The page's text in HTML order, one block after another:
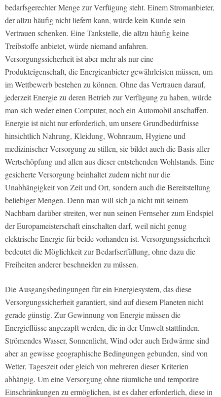
bedarfsgerechter Menge zur Verfügung steht. Einem Stromanbieter,
der allzu häufig nicht liefern kann, würde kein Kunde sein
Vertrauen schenken. Eine Tankstelle, die allzu häufig keine
Treibstoffe anbietet, würde niemand anfahren.
Versorgungssicherheit ist aber mehr als nur eine
Produkteigenschaft, die Energieanbieter gewährleisten müssen, um
im Wettbewerb bestehen zu können. Ohne das Vertrauen darauf,
jederzeit Energie zu deren Betrieb zur Verfügung zu haben, würde
man sich weder einen Computer, noch ein Automobil anschaffen.
Energie ist nicht nur erforderlich, um unsere Grundbedürfnisse
hinsichtlich Nahrung, Kleidung, Wohnraum, Hygiene und
medizinischer Versorgung zu stillen, sie bildet auch die Basis aller
Wertschöpfung und allen aus dieser entstehenden Wohlstands. Eine
gesicherte Versorgung beinhaltet zudem nicht nur die
Unabhängigkeit von Zeit und Ort, sondern auch die Bereitstellung
beliebiger Mengen. Denn man will sich ja nicht mit seinem
Nachbarn darüber streiten, wer nun seinen Fernseher zum Endspiel
der Europameisterschaft einschalten darf, weil nicht genug
elektrische Energie für beide vorhanden ist. Versorgungssicherheit
bedeutet die Möglichkeit zur Bedarfserfüllung, ohne dazu die
Freiheiten anderer beschneiden zu müssen.
Die Ausgangsbedingungen für ein Energiesystem, das diese
Versorgungssicherheit garantiert, sind auf diesem Planeten nicht
gerade günstig. Zur Gewinnung von Energie müssen die
Energieflüsse angezapft werden, die in der Umwelt stattfinden.
Strömendes Wasser, Sonnenlicht, Wind oder auch Erdwärme sind
aber an gewisse geographische Bedingungen gebunden, sind von
Wetter, Tageszeit oder gleich von mehreren dieser Kriterien
abhängig. Um eine Versorgung ohne räumliche und temporäre
Einschränkungen zu ermöglichen, ist es daher erforderlich, diese in